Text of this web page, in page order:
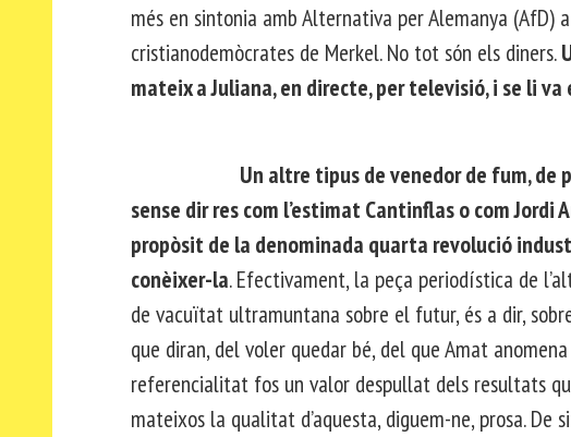
més en sintonia amb Alternativa per Alemanya (AfD)
cristianodemòcrates de Merkel. No tot són els diners.
mateix a Juliana, en directe, per televisió, i se li
Un altre tipus de venedor de fum, de
sense dir res com l’estimat Cantinflas o com
propòsit de la denominada quarta revolució
conèixer-la. Efectivament, la peça periodística de
de vacuïtat ultramuntana sobre el futur, és a dir,
que diran, del voler quedar bé, del que Amat
referencialitat fos un valor despullat dels resultats
mateixos la qualitat d’aquesta, diguem-ne, prosa.